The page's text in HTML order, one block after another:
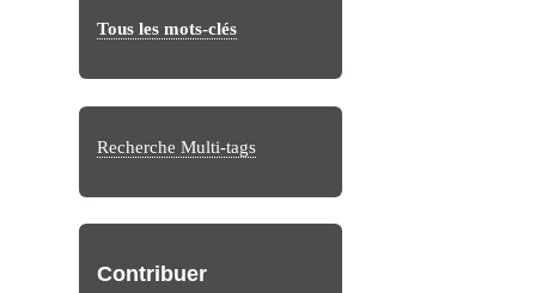
Tous les mots-clés
Recherche Multi-tags
Contribuer